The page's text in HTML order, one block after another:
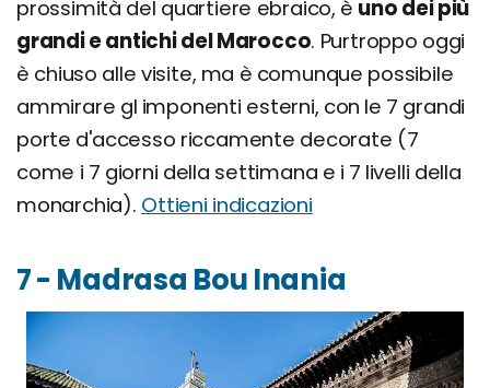
prossimità del quartiere ebraico, è uno dei più
grandi e antichi del Marocco. Purtroppo oggi
è chiuso alle visite, ma è comunque possibile
ammirare gl imponenti esterni, con le 7 grandi
porte d'accesso riccamente decorate (7
come i 7 giorni della settimana e i 7 livelli della
monarchia). Ottieni indicazioni
7 - Madrasa Bou Inania